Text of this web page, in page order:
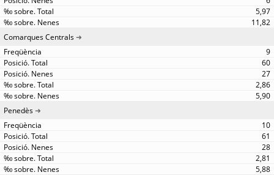
5,97
11,82
Comarques Centrals
9
60
27
2,86
5,90
Penedès
10
61
28
2,81
5,88